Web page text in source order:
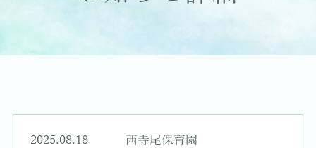
2025.08.18 西寺尾保育園